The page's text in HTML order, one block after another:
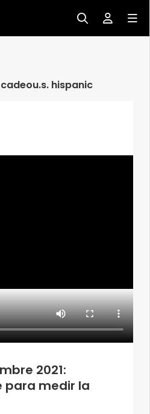
u.s. hispanic
2021:
para medir la